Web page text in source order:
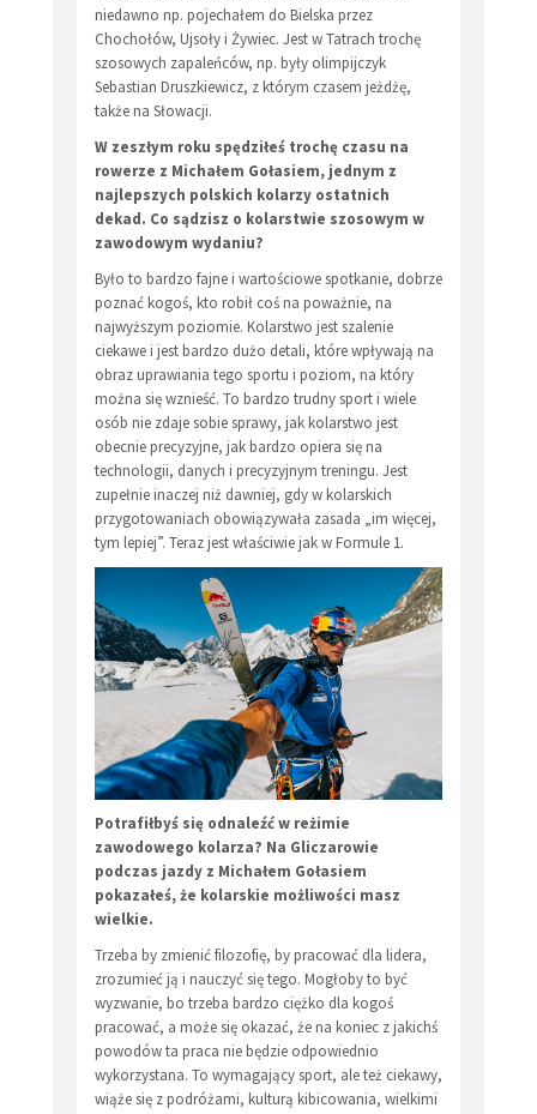
niedawno np. pojechałem do Bielska przez
Chochołów, Ujsoły i Żywiec. Jest w Tatrach trochę
szosowych zapaleńców, np. były olimpijczyk
Sebastian Druszkiewicz, z którym czasem jeżdżę,
także na Słowacji.
W zeszłym roku spędziłeś trochę czasu na
rowerze z Michałem Gołasiem, jednym z
najlepszych polskich kolarzy ostatnich
dekad. Co sądzisz o kolarstwie szosowym w
zawodowym wydaniu?
Było to bardzo fajne i wartościowe spotkanie, dobrze
poznać kogoś, kto robił coś na poważnie, na
najwyższym poziomie. Kolarstwo jest szalenie
ciekawe i jest bardzo dużo detali, które wpływają na
obraz uprawiania tego sportu i poziom, na który
można się wznieść. To bardzo trudny sport i wiele
osób nie zdaje sobie sprawy, jak kolarstwo jest
obecnie precyzyjne, jak bardzo opiera się na
technologii, danych i precyzyjnym treningu. Jest
zupełnie inaczej niż dawniej, gdy w kolarskich
przygotowaniach obowiązywała zasada „im więcej,
tym lepiej”. Teraz jest właściwie jak w Formule 1.
Potrafiłbyś się odnaleźć w reżimie
zawodowego kolarza? Na Gliczarowie
podczas jazdy z Michałem Gołasiem
pokazałeś, że kolarskie możliwości masz
wielkie.
Trzeba by zmienić filozofię, by pracować dla lidera,
zrozumieć ją i nauczyć się tego. Mogłoby to być
wyzwanie, bo trzeba bardzo ciężko dla kogoś
pracować, a może się okazać, że na koniec z jakichś
powodów ta praca nie będzie odpowiednio
wykorzystana. To wymagający sport, ale też ciekawy,
wiąże się z podróżami, kulturą kibicowania, wielkimi